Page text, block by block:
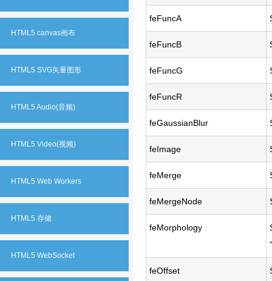
HTML5 canvas画布
HTML5 SVG矢量图形
HTML5 Audio(音频)
HTML5 Video(视频)
HTML5 Web Workers
HTML5 存储
HTML5 WebSocket
feFuncA
feFuncB
feFuncG
feFuncR
feGaussianBlur
feImage
feMerge
feMergeNode
feMorphology
feOffset